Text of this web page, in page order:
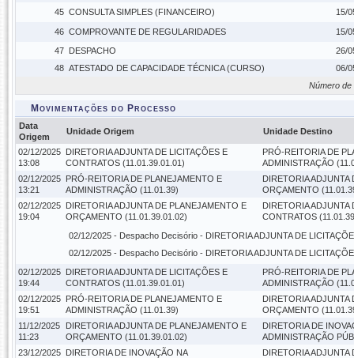
45 CONSULTA SIMPLES (FINANCEIRO) 15/
46 COMPROVANTE DE REGULARIDADES
15/
47 DESPACHO
26/
48 ATESTADO DE CAPACIDADE TÉCNICA (CURSO)
06/
Número
Movimentações do Processo
Data
Origem
Unidade Origem Unidade Destino
02/12/2025
13:08
DIRETORIA ADJUNTA DE LICITAÇÕES E
CONTRATOS (11.01.39.01.01)
PRÓ-REITORIA DE
ADMINISTRAÇÃO
02/12/2025
13:21
PRÓ-REITORIA DE PLANEJAMENTO E
ADMINISTRAÇÃO (11.01.39)
DIRETORIA ADJUNTA
ORÇAMENTO
02/12/2025
19:04
DIRETORIA ADJUNTA DE PLANEJAMENTO E
ORÇAMENTO (11.01.39.01.02)
DIRETORIA ADJUNTA
CONTRATOS
02/12/2025 - Despacho Decisório - DIRETORIA ADJUNTA DE
02/12/2025 - Despacho Decisório - DIRETORIA ADJUNTA DE
02/12/2025
19:44
DIRETORIA ADJUNTA DE LICITAÇÕES E
CONTRATOS (11.01.39.01.01)
PRÓ-REITORIA DE
ADMINISTRAÇÃO
02/12/2025
19:51
PRÓ-REITORIA DE PLANEJAMENTO E
ADMINISTRAÇÃO (11.01.39)
DIRETORIA ADJUNTA
ORÇAMENTO
11/12/2025
11:23
DIRETORIA ADJUNTA DE PLANEJAMENTO E
ORÇAMENTO (11.01.39.01.02)
DIRETORIA DE
ADMINISTRAÇÃO
23/12/2025 DIRETORIA DE INOVAÇÃO NA
DIRETORIA ADJUNTA